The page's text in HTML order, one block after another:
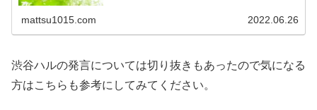
mattsu1015.com 2022.06.26
渋谷ハルの発言については切り抜きもあったので気になる
方はこちらも参考にしてみてください。